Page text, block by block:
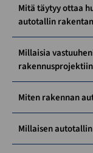
Mitä täytyy ottaa
autotallin
Millaisia
Miten rakennan
Millaisen